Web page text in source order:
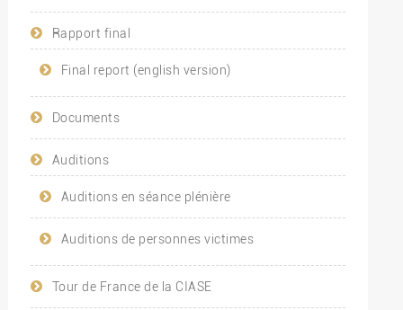
Rapport final
Final report (english version)
Documents
Auditions
Auditions en séance plénière
Auditions de personnes victimes
Tour de France de la CIASE